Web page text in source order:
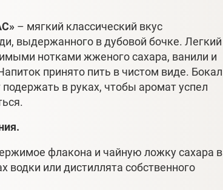
– мягкий классический вкус
выдержанного в дубовой бочке. Легкий
нотками жженого сахара, ванили и
принято пить в чистом виде. Бокал
в руках, чтобы аромат успел
флакона и чайную ложку сахара в
водки или дистиллята собственного